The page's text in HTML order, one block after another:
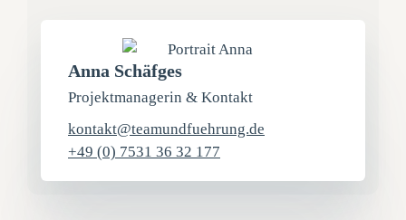
Anna Schäfges
Projektmanagerin & Kontakt
kontakt@teamundfuehrung.de
+49 (0) 7531 36 32 177